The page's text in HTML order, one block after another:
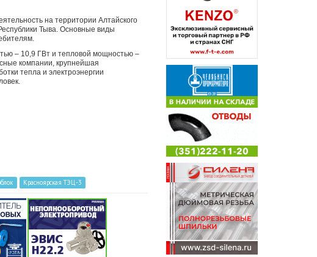
на территории Алтайского
Тыва. Основные виды
– 10,9 ГВт и тепловой мощностью –
компании, крупнейшая
тепла и электроэнергии
Красноярская ТЭЦ-3